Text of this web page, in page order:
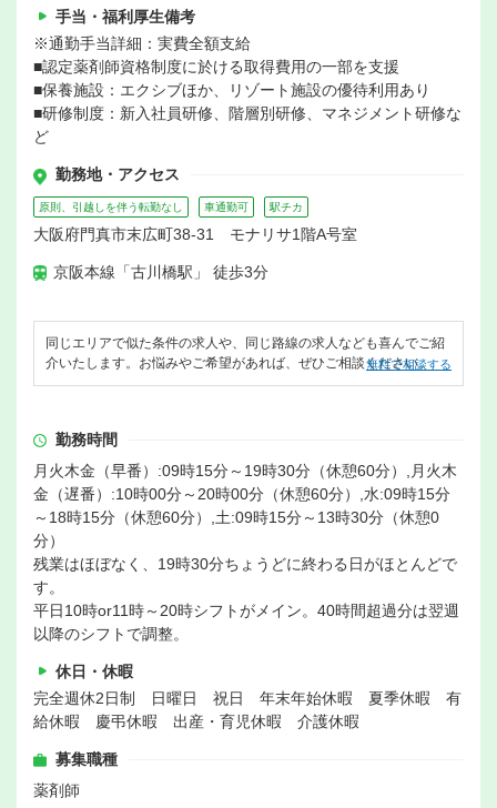
手当・福利厚生備考
※通勤手当詳細：実費全額支給
■認定薬剤師資格制度に於ける取得費用の一部を支援
■保養施設：エクシブほか、リゾート施設の優待利用あり
■研修制度：新入社員研修、階層別研修、マネジメント研修な
ど
勤務地・アクセス
原則、引越しを伴う転勤なし 車通勤可 駅チカ
大阪府門真市末広町38-31 モナリサ1階A号室
京阪本線「古川橋駅」 徒歩3分
同じエリアで似た条件の求人や、同じ路線の求人なども喜んでご紹
介いたします。お悩みやご希望があれば、ぜひご相談ください。
無料で相談する
勤務時間
月火木金（早番）:09時15分～19時30分（休憩60分）,月火木
金（遅番）:10時00分～20時00分（休憩60分）,水:09時15分
～18時15分（休憩60分）,土:09時15分～13時30分（休憩0
分）
残業はほぼなく、19時30分ちょうどに終わる日がほとんどで
す。
平日10時or11時～20時シフトがメイン。40時間超過分は翌週
以降のシフトで調整。
休日・休暇
完全週休2日制 日曜日 祝日 年末年始休暇 夏季休暇 有
給休暇 慶弔休暇 出産・育児休暇 介護休暇
募集職種
薬剤師